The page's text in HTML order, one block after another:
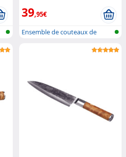
39,95€
Ensemble de couteaux de